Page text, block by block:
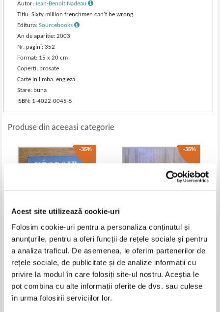
Acest site utilizează cookie-uri
Folosim cookie-uri pentru a personaliza conținutul și
anunțurile, pentru a oferi funcții de rețele sociale și pentru
a analiza traficul. De asemenea, le oferim partenerilor de
rețele sociale, de publicitate și de analize informații cu
privire la modul în care folosiți site-ul nostru. Aceștia le
pot combina cu alte informații oferite de dvs. sau culese
în urma folosirii serviciilor lor.
Autor:Jean-Benoit Nadeau
Titlu: Sixty million frenchmen can't be wrong
Editura:Sourcebooks
An de aparitie: 2003
Nr. pagini: 352
Format: 15 x 20 cm
Coperti: brosate
Carte in limba: engleza
Stare: buna
ISBN: 1-4022-0045-5
Produse din aceeasi categorie
-35%
Andre Malraux - L'espoir
Pret: 28,00Lei 18,20 Lei
Adaugă în coș
-35%
Simone de Beauvoir - La force
des choses (2 volume)
Pret:26,00Lei 16,90 Lei
Adaugă în coș